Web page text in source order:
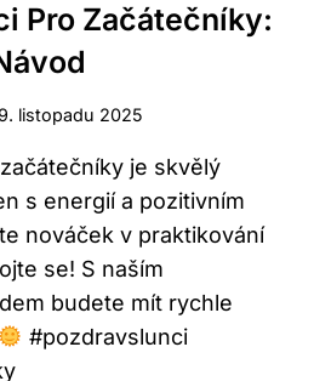
Pro Začátečníky:
9. listopadu 2025
je skvělý
s energií a pozitivním
nováček v praktikování
se! S naším
budete mít rychle
#pozdravslunci